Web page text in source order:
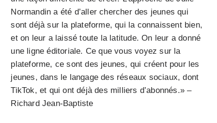
Normandin a été d’aller chercher des jeunes qui
sont déjà sur la plateforme, qui la connaissent bien,
et on leur a laissé toute la latitude. On leur a donné
une ligne éditoriale. Ce que vous voyez sur la
plateforme, ce sont des jeunes, qui créent pour les
jeunes, dans le langage des réseaux sociaux, dont
TikTok, et qui ont déjà des milliers d’abonnés.» –
Richard Jean-Baptiste